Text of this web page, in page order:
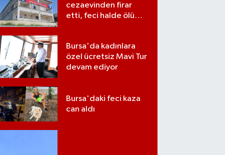
cezaevinden firar
etti, feci halde ölü
Bursa'da kadınlara
özel ücretsiz Mavi Tur
devam ediyor
Bursa'daki feci kaza
can aldı